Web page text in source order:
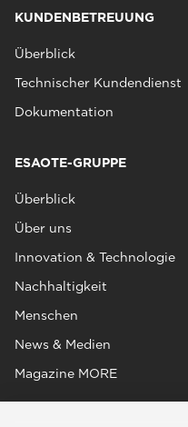
KUNDENBETREUUNG
Überblick
Technischer Kundendienst
Dokumentation
ESAOTE-GRUPPE
Überblick
Über uns
Innovation & Technologie
Nachhaltigkeit
Menschen
News & Medien
Magazine MORE